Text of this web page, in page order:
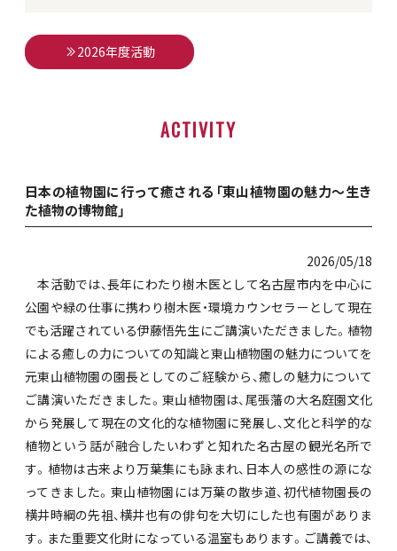
2026年度活動
ACTIVITY
日本の植物園に行って癒される「東山植物園の魅力～生き
た植物の博物館」
2026/05/18
本活動では、長年にわたり樹木医として名古屋市内を中心に
公園や緑の仕事に携わり樹木医・環境カウンセラーとして現在
でも活躍されている伊藤悟先生にご講演いただきました。植物
による癒しの力についての知識と東山植物園の魅力についてを
元東山植物園の園長としてのご経験から、癒しの魅力について
ご講演いただきました。東山植物園は、尾張藩の大名庭園文化
から発展して現在の文化的な植物園に発展し、文化と科学的な
植物という話が融合したいわずと知れた名古屋の観光名所で
す。植物は古来より万葉集にも詠まれ、日本人の感性の源にな
ってきました。東山植物園には万葉の散歩道、初代植物園長の
横井時綱の先祖、横井也有の俳句を大切にした也有園がありま
す。また重要文化財になっている温室もあります。ご講義では、